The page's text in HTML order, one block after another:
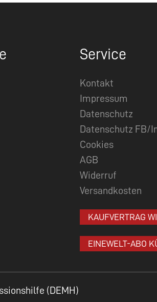
Service
Kontakt
Impressum
Datenschutz
Datenschutz FB/
Cookies
AGB
Widerruf
Versandkosten
KAUFVERTRAG
EINEWELT-ABO
(DEMH)